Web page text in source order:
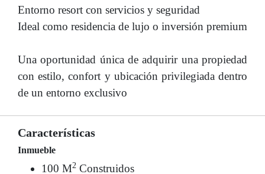
Entorno resort con servicios y seguridad
Ideal como residencia de lujo o inversión premium
Una oportunidad única de adquirir una propiedad
con estilo, confort y ubicación privilegiada dentro
de un entorno exclusivo
Características
Inmueble
100 M2 Construidos